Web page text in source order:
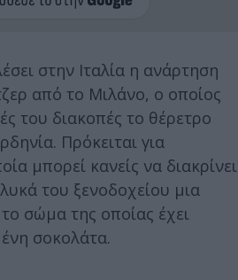
στην Ιταλία η ανάρτηση
από το Μιλάνο, ο οποίος
του διακοπές το θέρετρο
Πρόκειται για
μπορεί κανείς να διακρίνει
του ξενοδοχείου μια
σώμα της οποίας έχει
σοκολάτα.